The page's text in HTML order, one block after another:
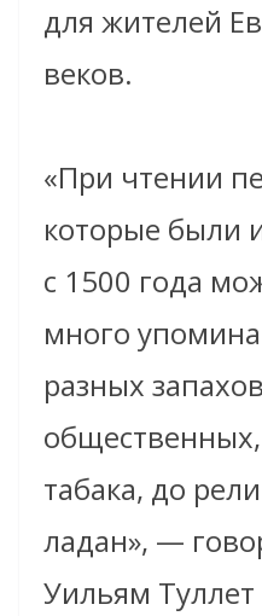
для жителей
веков.
«При чтении
которые были
с 1500 года
много
разных
общественных,
табака, до
ладан», —
Уильям